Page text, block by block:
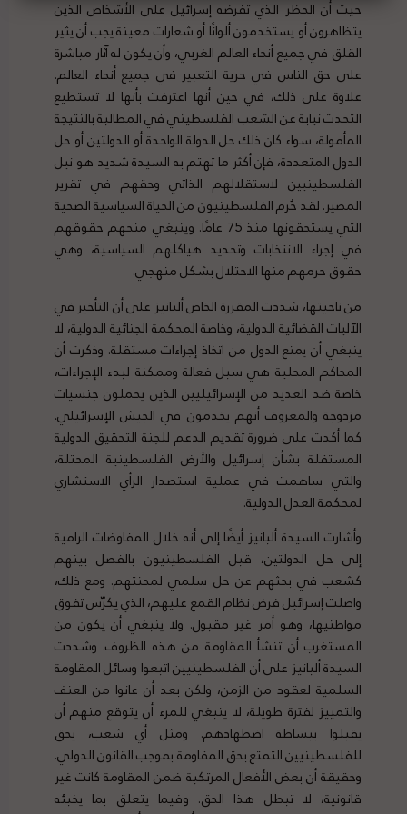
حيث أن الحظر الذي تفرضه إسرائيل على الأشخاص الذين
يتظاهرون أو يستخدمون ألوانًا أو شعارات معينة يجب أن يثير
القلق في جميع أنحاء العالم الغربي، وأن يكون له آثار مباشرة
على حق الناس في حرية التعبير في جميع أنحاء العالم.
علاوة على ذلك، في حين أنها اعترفت بأنها لا تستطيع
التحدث نيابة عن الشعب الفلسطيني في المطالبة بالنتيجة
المأمولة، سواء كان ذلك حل الدولة الواحدة أو الدولتين أو حل
الدول المتعددة، فإن أكثر ما تهتم به السيدة شديد هو نيل
الفلسطينيين لاستقلالهم الذاتي وحقهم في تقرير
المصير. لقد حُرم الفلسطينيون من الحياة السياسية الصحية
التي يستحقونها منذ 75 عامًا. وينبغي منحهم حقوقهم
في إجراء الانتخابات وتحديد هياكلهم السياسية، وهي
حقوق حرمهم منها الاحتلال بشكل منهجي.
من ناحيتها، شددت المقررة الخاص ألبانيز على أن التأخير في
الآليات القضائية الدولية، وخاصة المحكمة الجنائية الدولية، لا
ينبغي أن يمنع الدول من اتخاذ إجراءات مستقلة. وذكرت أن
المحاكم المحلية هي سبل فعالة وممكنة لبدء الإجراءات،
خاصة ضد العديد من الإسرائيليين الذين يحملون جنسيات
مزدوجة والمعروف أنهم يخدمون في الجيش الإسرائيلي.
كما أكدت على ضرورة تقديم الدعم للجنة التحقيق الدولية
المستقلة بشأن إسرائيل والأرض الفلسطينية المحتلة،
والتي ساهمت في عملية استصدار الرأي الاستشاري
لمحكمة العدل الدولية.
وأشارت السيدة ألبانيز أيضًا إلى أنه خلال المفاوضات الرامية
إلى حل الدولتين، قبل الفلسطينيون بالفصل بينهم
كشعب في بحثهم عن حل سلمي لمحنتهم. ومع ذلك،
واصلت إسرائيل فرض نظام القمع عليهم، الذي يكرّس تفوق
مواطنيها، وهو أمر غير مقبول. ولا ينبغي أن يكون من
المستغرب أن تنشأ المقاومة من هذه الظروف. وشددت
السيدة ألبانيز على أن الفلسطينيين اتبعوا وسائل المقاومة
السلمية لعقود من الزمن، ولكن بعد أن عانوا من العنف
والتمييز لفترة طويلة، لا ينبغي للمرء أن يتوقع منهم أن
يقبلوا ببساطة اضطهادهم. ومثل أي شعب، يحق
للفلسطينيين التمتع بحق المقاومة بموجب القانون الدولي.
وحقيقة أن بعض الأفعال المرتكبة ضمن المقاومة كانت غير
قانونية، لا تبطل هذا الحق. وفيما يتعلق بما يخبئه